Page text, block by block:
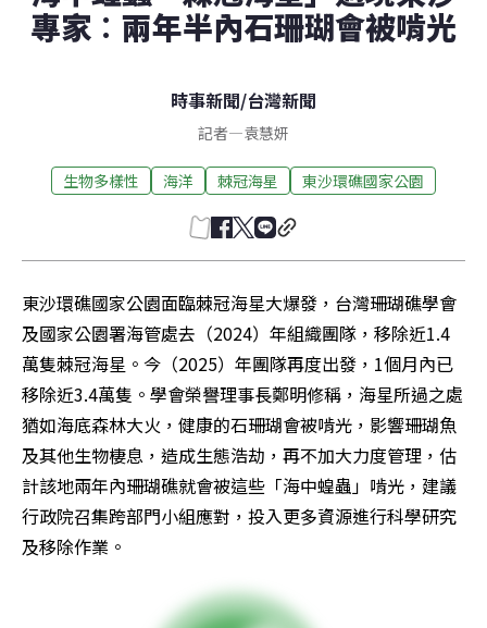
專家︰兩年半內石珊瑚會被啃光
時事新聞/台灣新聞
記者—袁慧妍
生物多樣性 海洋 棘冠海星 東沙環礁國家公園
東沙環礁國家公園面臨棘冠海星大爆發，台灣珊瑚礁學會
及國家公園署海管處去（2024）年組織團隊，移除近1.4
萬隻棘冠海星。今（2025）年團隊再度出發，1個月內已
移除近3.4萬隻。學會榮譽理事長鄭明修稱，海星所過之處
猶如海底森林大火，健康的石珊瑚會被啃光，影響珊瑚魚
及其他生物棲息，造成生態浩劫，再不加大力度管理，估
計該地兩年內珊瑚礁就會被這些「海中蝗蟲」啃光，建議
行政院召集跨部門小組應對，投入更多資源進行科學研究
及移除作業。